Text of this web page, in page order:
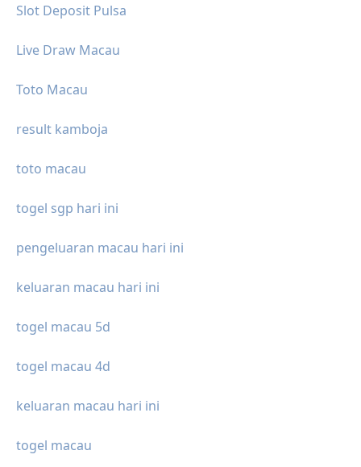
Slot Deposit Pulsa
Live Draw Macau
Toto Macau
result kamboja
toto macau
togel sgp hari ini
pengeluaran macau hari ini
keluaran macau hari ini
togel macau 5d
togel macau 4d
keluaran macau hari ini
togel macau